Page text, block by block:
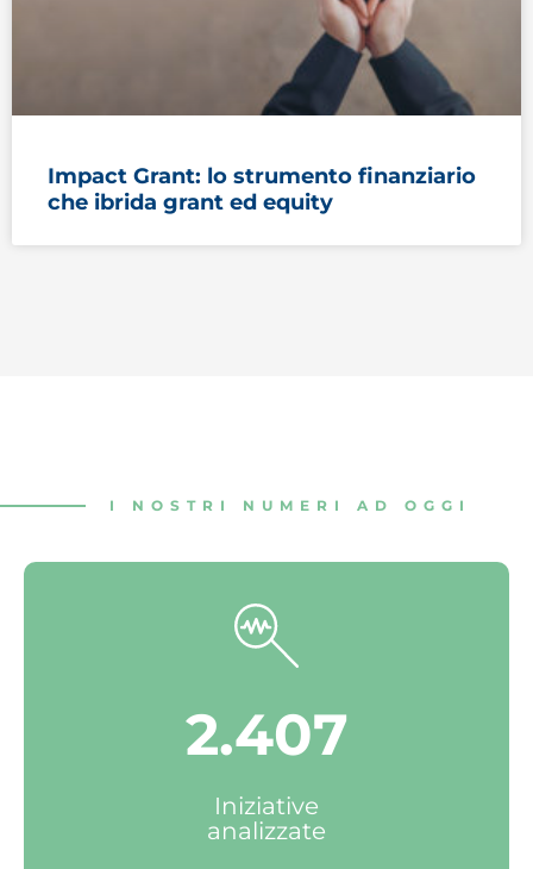
Impact Grant: lo strumento finanziario
che ibrida grant ed equity
I NOSTRI NUMERI AD OGGI
2.407
Iniziative
analizzate